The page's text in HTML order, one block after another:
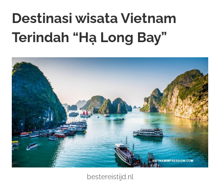
i
n
e
R
e
s
m
n
y
k
e
n
s
p
e
n
Destinasi wisata Vietnam
Terindah “Hạ Long Bay”
bestereistijd.nl